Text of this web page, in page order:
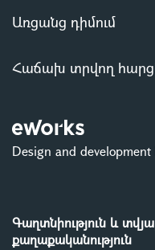
Առցանց դիմում
Հաճախ տրվող
Design and
Գաղտնիություն և
քաղաքականություն